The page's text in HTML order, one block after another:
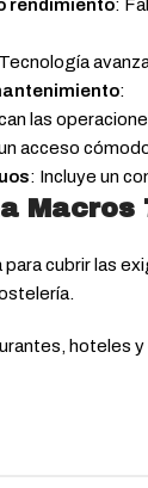
rendimiento:
:
las
acceso
: Incluye un
Macros
cubrir las
hoteles